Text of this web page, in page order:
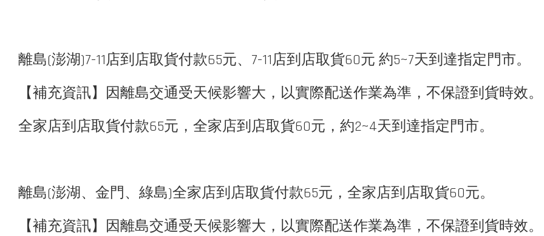
離島(澎湖)7-11店到店取貨付款65元、7-11店到店取貨60元 約5~7天到達指定門市。
【補充資訊】因離島交通受天候影響大，以實際配送作業為準，不保證到貨時效。
全家店到店取貨付款65元， 全家店到店取貨60元，約2~4天到達指定門市。
離島(澎湖、金門、綠島)全家店到店取貨付款65元， 全家店到店取貨60元。
【補充資訊】因離島交通受天候影響大，以實際配送作業為準，不保證到貨時效。